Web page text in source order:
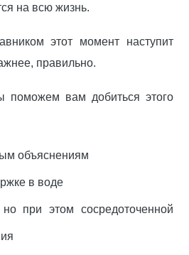
на всю жизнь.
этот момент наступит
правильно.
вам добиться этого
объяснениям
в воде
при этом сосредоточенной